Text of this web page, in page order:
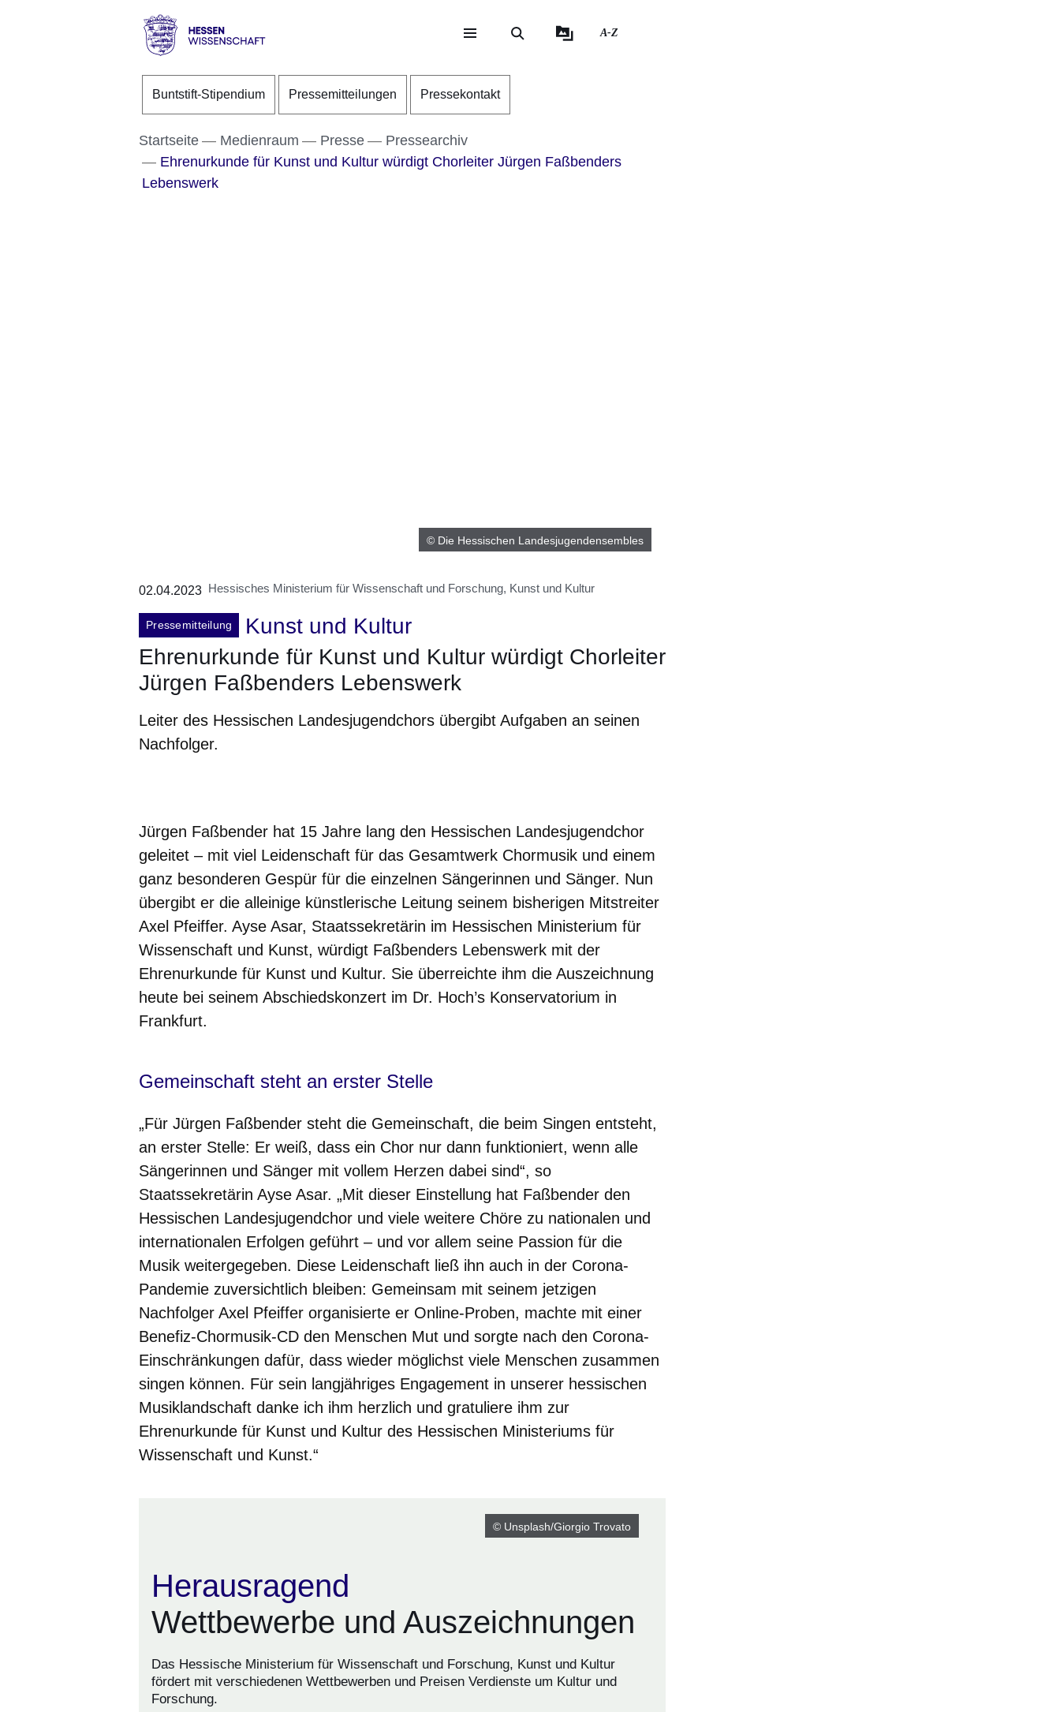
Direkt zum Kopf der Seite
Direkt zum Inhalt
Direkt zum Fuß der Seite
Wissenschaft
A-Z
Buntstift-Stipendium Pressemitteilungen Pressekontakt
Startseite Medienraum Presse
Pressearchiv
Ehrenurkunde für Kunst und Kultur würdigt Chorleiter Jürgen Faßbenders
Lebenswerk
© Die Hessischen Landesjugendensembles
02.04.2023 Hessisches Ministerium für Wissenschaft und Forschung, Kunst und Kultur
Pressemitteilung
Kunst und Kultur
Ehrenurkunde für Kunst und Kultur würdigt Chorleiter
Jürgen Faßbenders Lebenswerk
Leiter des Hessischen Landesjugendchors übergibt Aufgaben an seinen
Nachfolger.
Jürgen Faßbender hat 15 Jahre lang den Hessischen Landesjugendchor
geleitet – mit viel Leidenschaft für das Gesamtwerk Chormusik und einem
ganz besonderen Gespür für die einzelnen Sängerinnen und Sänger. Nun
übergibt er die alleinige künstlerische Leitung seinem bisherigen Mitstreiter
Axel Pfeiffer. Ayse Asar, Staatssekretärin im Hessischen Ministerium für
Wissenschaft und Kunst, würdigt Faßbenders Lebenswerk mit der
Ehrenurkunde für Kunst und Kultur. Sie überreichte ihm die Auszeichnung
heute bei seinem Abschiedskonzert im Dr. Hoch’s Konservatorium in
Frankfurt.
Gemeinschaft steht an erster Stelle
„Für Jürgen Faßbender steht die Gemeinschaft, die beim Singen entsteht,
an erster Stelle: Er weiß, dass ein Chor nur dann funktioniert, wenn alle
Sängerinnen und Sänger mit vollem Herzen dabei sind“, so
Staatssekretärin Ayse Asar. „Mit dieser Einstellung hat Faßbender den
Hessischen Landesjugendchor und viele weitere Chöre zu nationalen und
internationalen Erfolgen geführt – und vor allem seine Passion für die
Musik weitergegeben. Diese Leidenschaft ließ ihn auch in der Corona-
Pandemie zuversichtlich bleiben: Gemeinsam mit seinem jetzigen
Nachfolger Axel Pfeiffer organisierte er Online-Proben, machte mit einer
Benefiz-Chormusik-CD den Menschen Mut und sorgte nach den Corona-
Einschränkungen dafür, dass wieder möglichst viele Menschen zusammen
singen können. Für sein langjähriges Engagement in unserer hessischen
Musiklandschaft danke ich ihm herzlich und gratuliere ihm zur
Ehrenurkunde für Kunst und Kultur des Hessischen Ministeriums für
Wissenschaft und Kunst.“
© Unsplash/Giorgio Trovato
Herausragend
Wettbewerbe und Auszeichnungen
Das Hessische Ministerium für Wissenschaft und Forschung, Kunst und Kultur
fördert mit verschiedenen Wettbewerben und Preisen Verdienste um Kultur und
Forschung.